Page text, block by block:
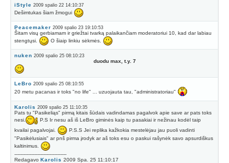
iStyle 2009 spalio 22 14:10:37
Dešimtukas šiam žmogui
Peacemaker 2009 spalio 23 19:10:53
Šitam visų gerbiamam ir griežtai tvarką palaikančiam moderatoriui 10, kad dar labiau
stengtųsi.
O šiaip linkiu sėkmės.
nuken 2009 spalio 25 08:10:23
duodu max, t.y. 7
LeBro 2009 spalio 25 08:10:55
20 metu pacanas ir toks "no life" ... uzuojauta tau, "administratoriau"
Karolis 2009 spalio 25 11:10:35
Pats tu "Pasikeliąs" pirmą kitais šūdais vadindamas pagalvok apie save ar pats toks
nesi.
P.S Ir nesu aš iš LeBro giminės kaip tu pasakiai ir nežinau kodėl taip
kvailai pagalvojai.
P.S.S Jei replika kažkokia mestelėjau jau puoli vadinti
"Pasikėlusiais" ar pnš pirma įrodyk ar aš toks esu o paskui rašynėk savo apsurdiškus
kaltinimus.
----------------------------------
Redagavo Karolis 2009 Spa. 25 11:10:17